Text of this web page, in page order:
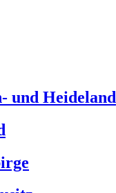
und Heideland